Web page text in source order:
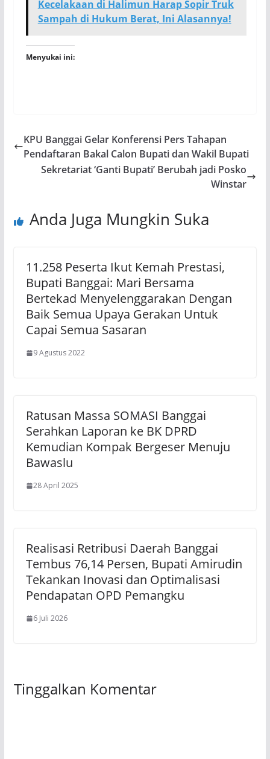
Kecelakaan di Halimun Harap Sopir Truk
Sampah di Hukum Berat, Ini Alasannya!
Menyukai ini:
KPU Banggai Gelar Konferensi Pers Tahapan
Pendaftaran Bakal Calon Bupati dan Wakil Bupati
Sekretariat ‘Ganti Bupati’ Berubah jadi Posko
Winstar
Anda Juga Mungkin Suka
11.258 Peserta Ikut Kemah Prestasi,
Bupati Banggai: Mari Bersama
Bertekad Menyelenggarakan Dengan
Baik Semua Upaya Gerakan Untuk
Capai Semua Sasaran
9 Agustus 2022
Ratusan Massa SOMASI Banggai
Serahkan Laporan ke BK DPRD
Kemudian Kompak Bergeser Menuju
Bawaslu
28 April 2025
Realisasi Retribusi Daerah Banggai
Tembus 76,14 Persen, Bupati Amirudin
Tekankan Inovasi dan Optimalisasi
Pendapatan OPD Pemangku
6 Juli 2026
Tinggalkan Komentar